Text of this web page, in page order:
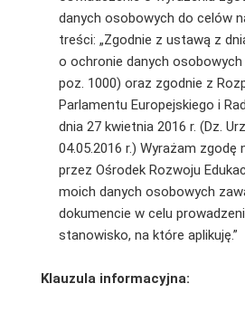
danych osobowych do celów
treści: „Zgodnie z ustawą z
o ochronie danych osobowych
poz. 1000) oraz zgodnie z
Parlamentu Europejskiego i
dnia 27 kwietnia 2016 r. (Dz.
04.05.2016 r.) Wyrażam zgodę
przez Ośrodek Rozwoju
moich danych osobowych
dokumencie w celu
stanowisko, na które aplikuję.”
Klauzula informacyjna: